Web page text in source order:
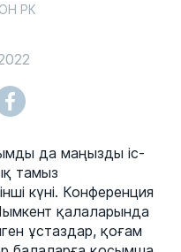
РК
да маңызды іс-
тамыз
күні. Конференция
қалаларында
ұстаздар, қоғам